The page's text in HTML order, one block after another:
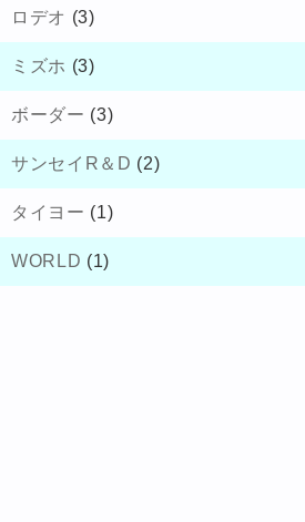
ロデオ (3)
ミズホ (3)
ボーダー (3)
サンセイR＆D (2)
タイヨー (1)
WORLD (1)